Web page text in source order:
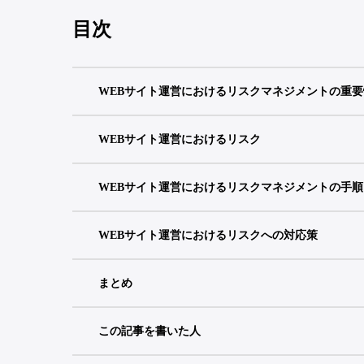
目次
WEBサイト運営におけるリスクマネジメントの
WEBサイト運営におけるリスク
WEBサイト運営におけるリスクマネジメントの手順
WEBサイト運営におけるリスクへの対応策
まとめ
この記事を書いた人